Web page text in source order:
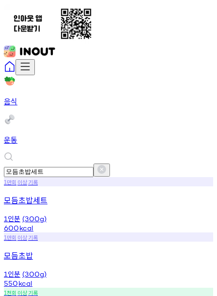
음식
운동
1 만회 이상기록
모듬초밥세트
1 인분 (300g)
600kcal
1 만회 이상기록
모듬초밥
1 인분 (300g)
550kcal
1천회 이상기록